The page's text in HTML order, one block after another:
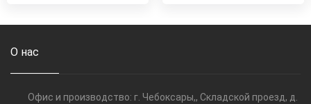
О нас
Офис и производство: г. Чебоксары,, Складской проезд, д.